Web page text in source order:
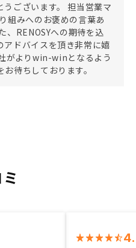
ございます。 担当営業マ
組みへのお褒めの言葉あ
、RENOSYへの期待を込
アドバイスを頂き非常に嬉
がよりwin-winとなるよう
待ちしております。